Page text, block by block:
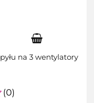
na 3 wentylatory
(0)